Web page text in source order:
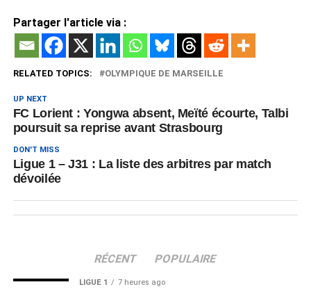
Partager l'article via :
RELATED TOPICS: OLYMPIQUE DE MARSEILLE
UP NEXT
FC Lorient : Yongwa absent, Meïté écourte, Talbi
poursuit sa reprise avant Strasbourg
DON'T MISS
Ligue 1 – J31 : La liste des arbitres par match
dévoilée
RÉCENT POPULAIRE
LIGUE 1 7 heures ago